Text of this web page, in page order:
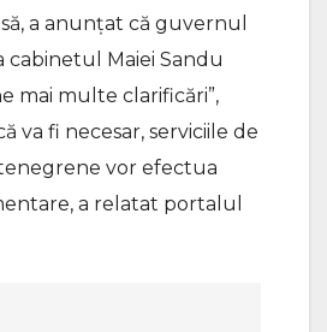
a anunţat că guvernul
cabinetul Maiei Sandu
mai multe clarificări”,
va fi necesar, serviciile de
vor efectua
a relatat portalul